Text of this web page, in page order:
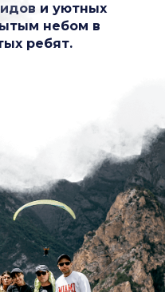
и уютных
небом в
ребят.